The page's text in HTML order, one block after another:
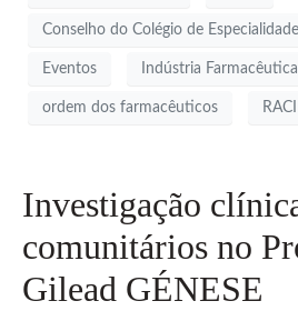
Conselho do Colégio de
Eventos Indústria Farmacêutica
ordem dos farmacêuticos
Investigação
comunitários no
Gilead GÉNESE